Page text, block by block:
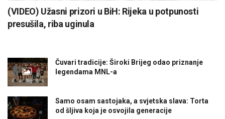
(VIDEO) Užasni prizori u BiH: Rijeka u potpunosti
presušila, riba uginula
Čuvari tradicije: Široki Brijeg odao priznanje
legendama MNL-a
Samo osam sastojaka, a svjetska slava: Torta
od šljiva koja je osvojila generacije